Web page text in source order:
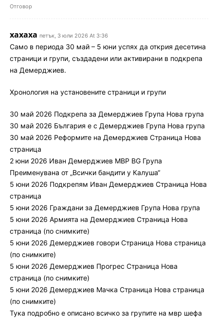
Отговор
хахаха петък, 3 юли 2026 At 3:36
Само в периода 30 май – 5 юни успях да открия десетина
страници и групи, създадени или активирани в подкрепа
на Демерджиев.
Хронология на установените страници и групи
30 май 2026 Подкрепа за Демерджиев Група Нова група
30 май 2026 България е с Демерджиев Група Нова група
30 май 2026 Реформите на Демерджиев Страница Нова
страница
2 юни 2026 Иван Демерджиев МВР BG Група
Преименувана от „Всички бандити у Калуша“
5 юни 2026 Подкрепям Иван Демерджиев Страница Нова
страница
5 юни 2026 Граждани за Демерджиев Група Нова група
5 юни 2026 Армията на Демерджиев Страница Нова
страница (по снимките)
5 юни 2026 Демерджиев говори Страница Нова страница
(по снимките)
5 юни 2026 Демерджиев Прогрес Страница Нова
страница (по снимките)
5 юни 2026 Демерджиев Мачка Страница Нова страница
(по снимките)
Тука подробно е описано всичко за групите на мвр шефа